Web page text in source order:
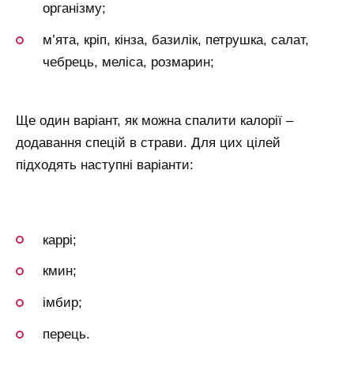
організму;
м’ята, кріп, кінза, базилік, петрушка, салат,
чебрець, меліса, розмарин;
Ще один варіант, як можна спалити калорії –
додавання спецій в страви. Для цих цілей
підходять наступні варіанти:
каррі;
кмин;
імбир;
перець.